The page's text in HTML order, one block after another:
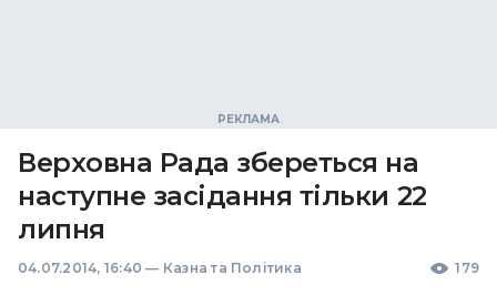
Верховна Рада збереться на
наступне засідання тільки 22
липня
04.07.2014, 16:40 — Казна та Політика 179